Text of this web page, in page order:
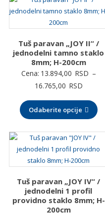
Tuš paravan „JOY II“ /
jednodelni tamno staklo
8mm; H-200cm
Cena: 13.894,00 RSD –
16.765,00 RSD
od
do
Odaberite opcije
Tuš paravan „JOY IV“ /
jednodelni 1 profil
providno staklo 8mm; H-
200cm